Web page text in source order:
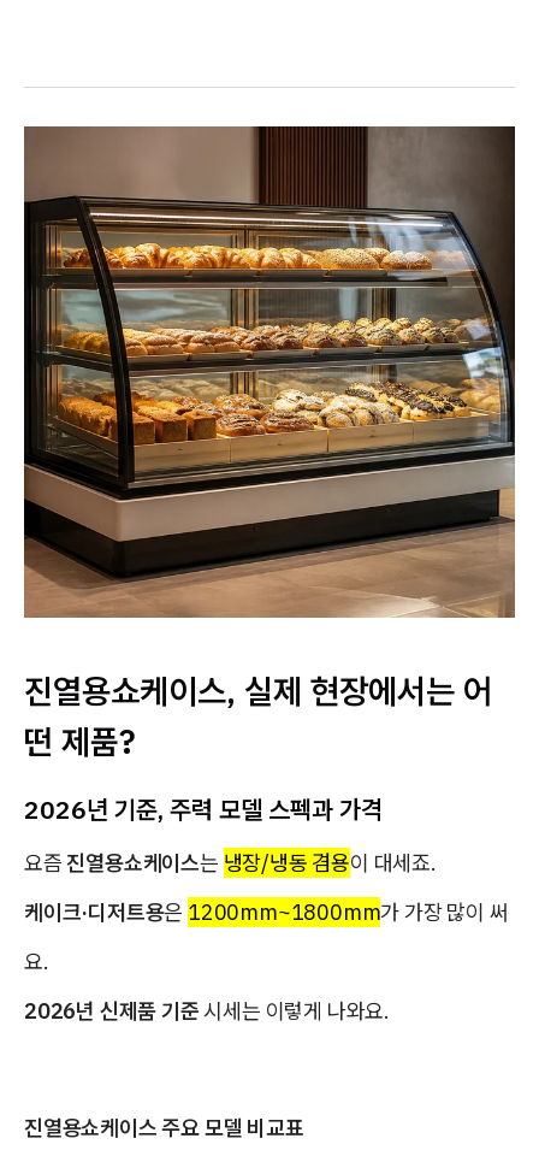
진열용쇼케이스, 실제 현장에서는 어
떤 제품?
2026년 기준, 주력 모델 스펙과 가격
요즘진열용쇼케이스는 냉장/냉동 겸용이 대세죠.
케이크·디저트용은 1200mm~1800mm가 가장 많이 써
요.
2026년 신제품 기준시세는 이렇게 나와요.
진열용쇼케이스 주요 모델 비교표